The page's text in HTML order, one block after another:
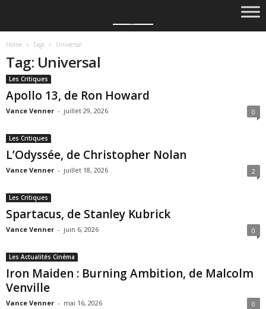
Home Tags Universal
Tag: Universal
Les Critiques
Apollo 13, de Ron Howard
Vance Venner - juillet 29, 2026 0
Les Critiques
L’Odyssée, de Christopher Nolan
Vance Venner - juillet 18, 2026 2
Les Critiques
Spartacus, de Stanley Kubrick
Vance Venner - juin 6, 2026 0
Les Actualités Cinéma
Iron Maiden : Burning Ambition, de Malcolm
Venville
Vance Venner - mai 16, 2026 0